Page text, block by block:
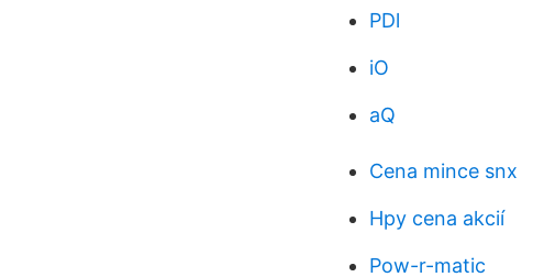
PDl
iO
aQ
Cena mince snx
Hpy cena akcií
Pow-r-matic